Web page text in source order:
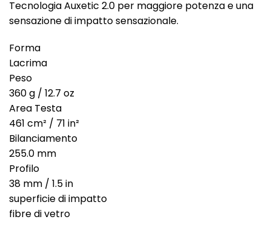
Tecnologia Auxetic 2.0 per maggiore potenza e una
sensazione di impatto sensazionale.
Forma
Lacrima
Peso
360 g / 12.7 oz
Area Testa
461 cm² / 71 in²
Bilanciamento
255.0 mm
Profilo
38 mm / 1.5 in
superficie di impatto
fibre di vetro